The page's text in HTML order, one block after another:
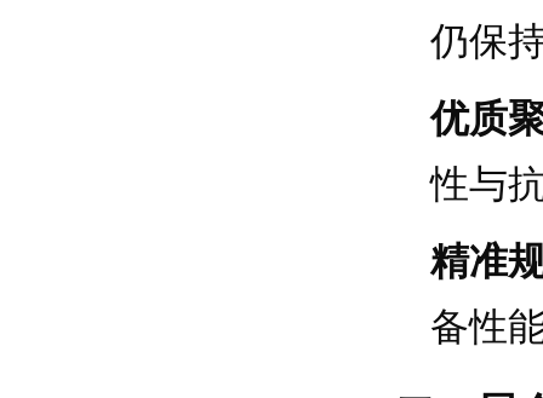
仍保
优质
性与
精准
备性